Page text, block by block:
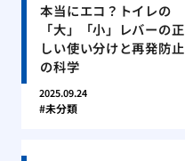
本当にエコ？トイレの
「大」「小」レバーの正
しい使い分けと再発防止
の科学
2025.09.24
未分類